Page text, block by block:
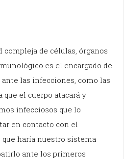
compleja de células, órganos
es el encargado de
las infecciones, como las
el cuerpo atacará y
infecciosos que lo
en contacto con el
haría nuestro sistema
ante los primeros